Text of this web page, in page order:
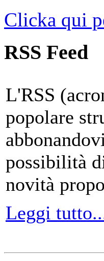
Clicka qui
RSS Feed
L'RSS
popolare
possibilità
novità
Leggi